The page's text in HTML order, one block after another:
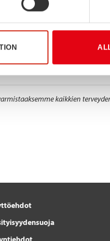
Stalatuben hallista 3, osastolta
selvitäkseen. Merkittävien
jota perinteisemmät
kaikkien